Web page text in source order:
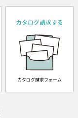
カタログ請求する
カタログ請求フォーム